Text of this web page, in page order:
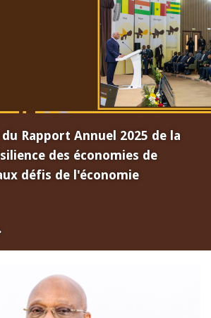
Rapport Annuel 2025 de la
des économies de
défis de l'économie